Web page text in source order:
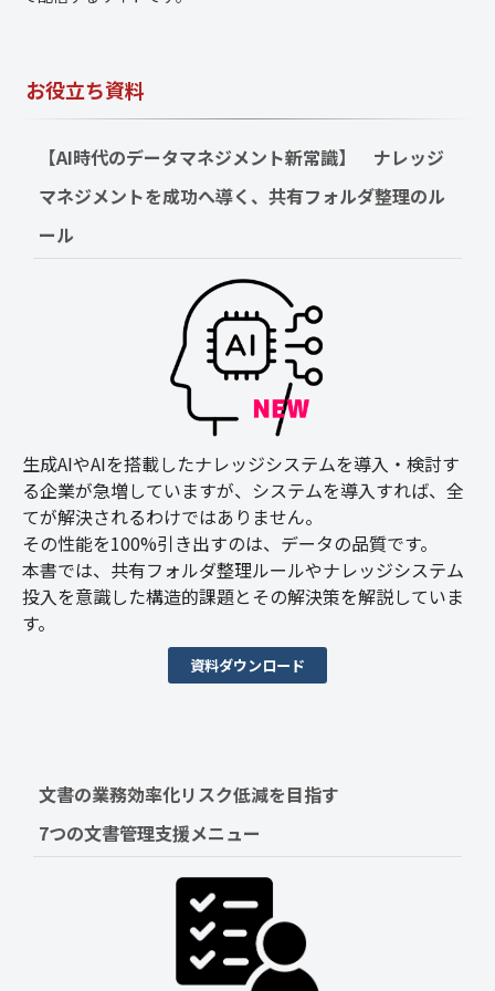
お役立ち資料
【AI時代のデータマネジメント新常識】　ナレッジ
マネジメントを成功へ導く、共有フォルダ整理のル
ール
生成AIやAIを搭載したナレッジシステムを導入・検討す
る企業が急増していますが、システムを導入すれば、全
てが解決されるわけではありません。
その性能を100%引き出すのは、データの品質です。
本書では、共有フォルダ整理ルールやナレッジシステム
投入を意識した構造的課題とその解決策を解説していま
す。
資料ダウンロード
文書の業務効率化リスク低減を目指す
7つの文書管理支援メニュー